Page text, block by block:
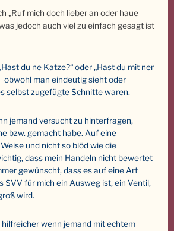
„Ruf mich doch lieber an oder haue
jedoch auch viel zu einfach gesagt ist
du ne Katze?“ oder „Hast du mit ner
obwohl man eindeutig sieht oder
selbst zugefügte Schnitte waren.
jemand versucht zu hinterfragen,
bzw. gemacht habe. Auf eine
und nicht so blöd wie die
dass mein Handeln nicht bewertet
gewünscht, dass es auf eine Art
SVV für mich ein Ausweg ist, ein Ventil,
wird.
hilfreicher wenn jemand mit echtem